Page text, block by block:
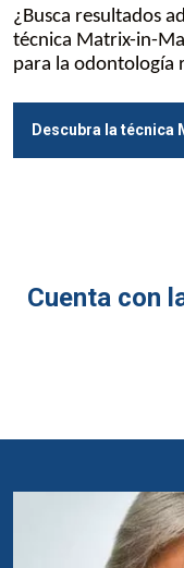
¿Busca resultados
técnica Matrix-in-
para la odontología
Descubra la técnica
Cuenta con